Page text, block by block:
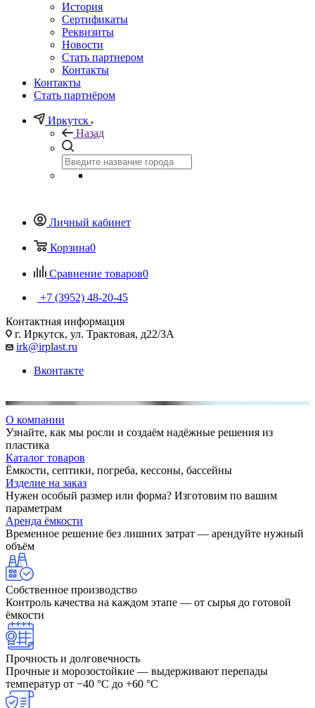
История
Сертификаты
Реквизиты
Новости
Стать партнером
Контакты
Контакты
Стать партнёром
Иркутск
Назад
Личный кабинет
Корзина0
Сравнение товаров0
+7 (3952) 48-20-45
Контактная информация
г. Иркутск, ул. Трактовая, д22/3А
irk@irplast.ru
Вконтакте
О компании
Узнайте, как мы росли и создаём надёжные решения из
пластика
Каталог товаров
Ёмкости, септики, погреба, кессоны, бассейны
Изделие на заказ
Нужен особый размер или форма? Изготовим по вашим
параметрам
Аренда ёмкости
Временное решение без лишних затрат — арендуйте нужный
объём
Собственное производство
Контроль качества на каждом этапе — от сырья до готовой
ёмкости
Прочность и долговечность
Прочные и морозостойкие — выдерживают перепады
температур от −40 °C до +60 °C